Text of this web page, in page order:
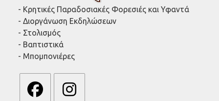
- Κρητικές Παραδοσιακές Φορεσιές και Υφαντά
- Διοργάνωση Εκδηλώσεων
- Στολισμός
- Βαπτιστικά
- Μπομπονιέρες